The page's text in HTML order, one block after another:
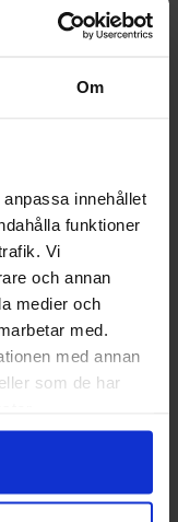
Om
innehållet
funktioner
Vi
och annan
medier och
med.
med annan
som de har